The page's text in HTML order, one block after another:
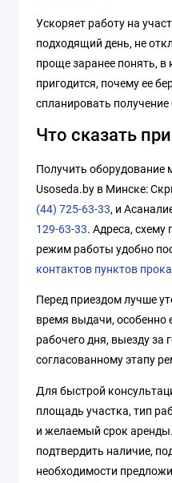
Ускоряет работу на
подходящий день, не
проще заранее понять, в
пригодится, почему ее
спланировать
Что сказать
Получить оборудование
Usoseda.by в Минске:
(44) 725-63-33, и
129-63-33. Адреса, схему
режим работы удобно
контактов пунктов
Перед приездом лучше
время выдачи, особенно
рабочего дня, выезду за
согласованному этапу
Для быстрой
площадь участка, тип
и желаемый срок
подтвердить наличие,
необходимости